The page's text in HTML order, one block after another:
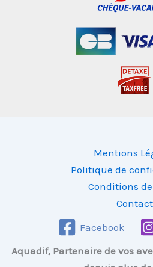
Mentions
Politique de
Conditions
Contact
Facebook
Aquadif, Partenaire de vos